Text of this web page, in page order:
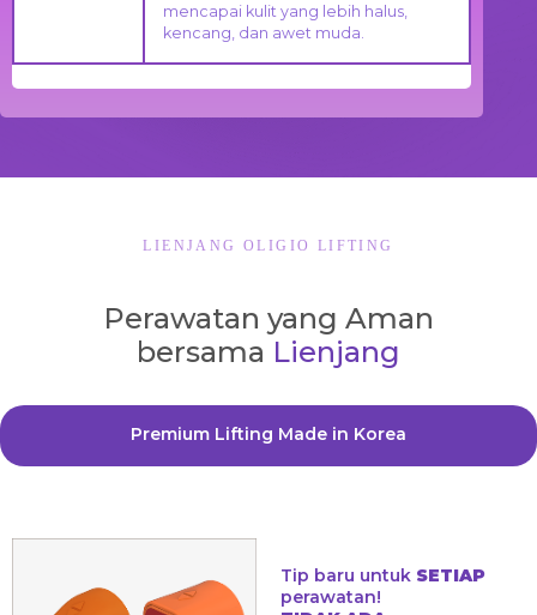
mencapai kulit yang lebih halus,
kencang, dan awet muda.
LIENJANG OLIGIO LIFTING
Perawatan yang Aman
bersama Lienjang
Premium Lifting Made in Korea
Tip baru untuk SETIAP
perawatan!